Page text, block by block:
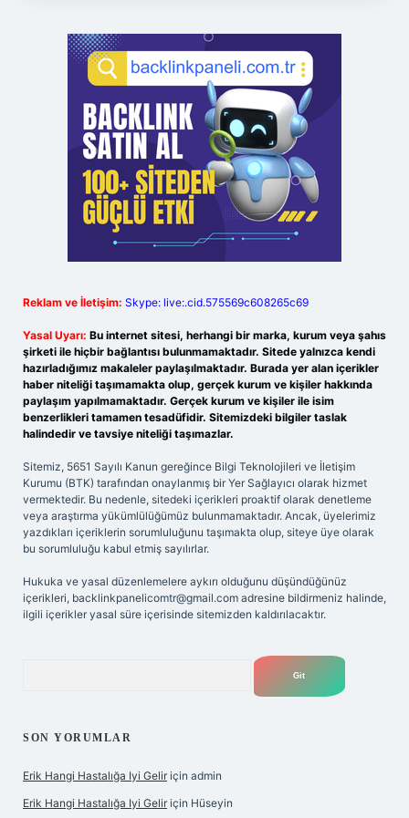
Reklam ve İletişim: Skype: live:.cid.575569c608265c69
Yasal Uyarı: Bu internet sitesi, herhangi bir marka, kurum veya şahıs
şirketi ile hiçbir bağlantısı bulunmamaktadır. Sitede yalnızca kendi
hazırladığımız makaleler paylaşılmaktadır. Burada yer alan içerikler
haber niteliği taşımamakta olup, gerçek kurum ve kişiler hakkında
paylaşım yapılmamaktadır. Gerçek kurum ve kişiler ile isim
benzerlikleri tamamen tesadüfidir. Sitemizdeki bilgiler taslak
halindedir ve tavsiye niteliği taşımazlar.
Sitemiz, 5651 Sayılı Kanun gereğince Bilgi Teknolojileri ve İletişim
Kurumu (BTK) tarafından onaylanmış bir Yer Sağlayıcı olarak hizmet
vermektedir. Bu nedenle, sitedeki içerikleri proaktif olarak denetleme
veya araştırma yükümlülüğümüz bulunmamaktadır. Ancak, üyelerimiz
yazdıkları içeriklerin sorumluluğunu taşımakta olup, siteye üye olarak
bu sorumluluğu kabul etmiş sayılırlar.
Hukuka ve yasal düzenlemelere aykırı olduğunu düşündüğünüz
içerikleri, backlinkpanelicomtr@gmail.com adresine bildirmeniz halinde,
ilgili içerikler yasal süre içerisinde sitemizden kaldırılacaktır.
SON YORUMLAR
Erik Hangi Hastalığa Iyi Gelir için admin
Erik Hangi Hastalığa Iyi Gelir için Hüseyin